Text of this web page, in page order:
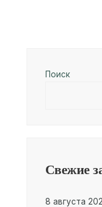
Поиск
Свежие
8 августа